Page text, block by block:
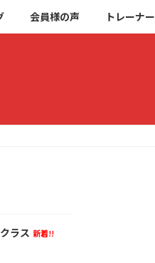
会員様の声 トレーナ
ラス 新着!!